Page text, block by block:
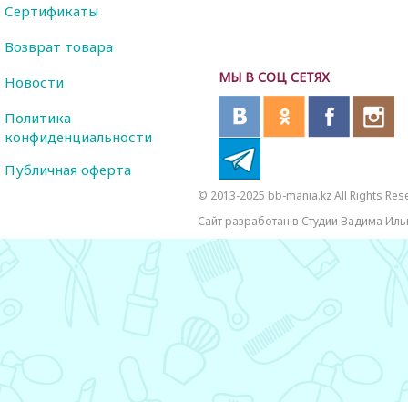
МЫ В СОЦ СЕТЯХ
Сертификаты
Возврат товара
Новости
Политика
конфиденциальности
Публичная оферта
© 2013-2025 bb-mania.kz All Rights
Сайт разработан в Студии Вадима